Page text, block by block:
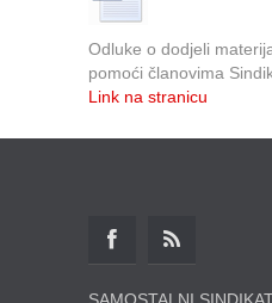
Odluke o dodjeli
pomoći članovima
Link na stranicu
SAMOSTALNI